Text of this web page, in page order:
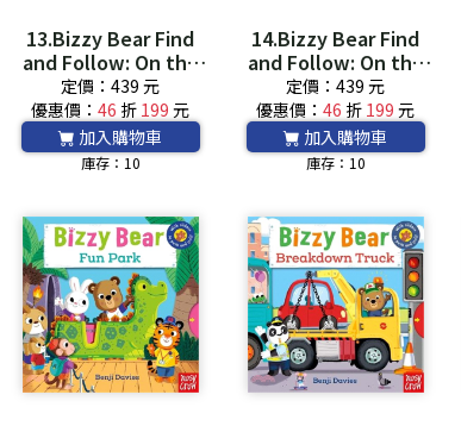
13.Bizzy Bear Find
and Follow: On the
Farm *附音檔QRCode*
定價：439 元
優惠價：46 折 199 元
加入購物車
庫存：10
14.Bizzy Bear Find
and Follow: On the
Building Site *附音檔
QRCode*
定價：439 元
優惠價：46 折 199 元
加入購物車
庫存：10